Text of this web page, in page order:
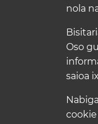
nola
Oso
saioa